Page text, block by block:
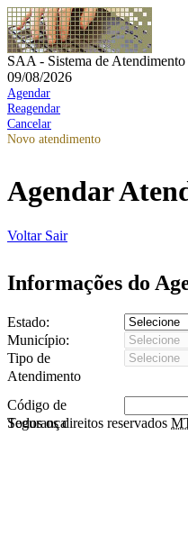
SAA - Sistema de
09/08/2026
Agendar
Reagendar
Cancelar
Novo atendimento
Agendar
Voltar Sair
Informações do
Estado:
Município:
Tipo de
Atendimento
Código de
Segurança
Todos os direitos reservados